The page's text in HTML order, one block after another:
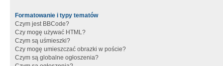
Formatowanie i typy tematów
Czym jest BBCode?
Czy mogę używać HTML?
Czym są uśmieszki?
Czy mogę umieszczać obrazki w poście?
Czym są globalne ogłoszenia?